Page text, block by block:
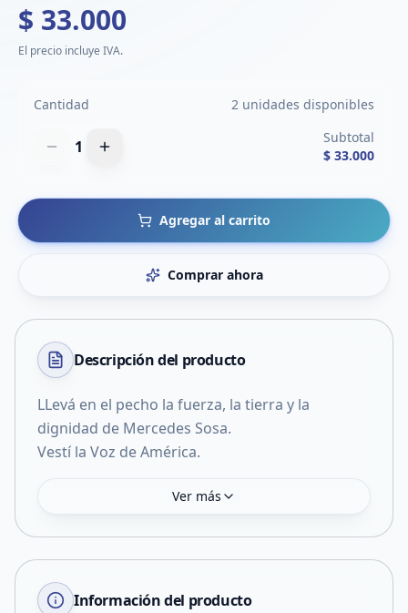
$ 33.000
El precio incluye IVA.
Cantidad 2 unidades disponibles
1
Subtotal
$ 33.000
Agregar al carrito
Comprar ahora
Descripción del producto
LLevá en el pecho la fuerza, la tierra y la
dignidad de Mercedes Sosa.
Ver más
Información del producto